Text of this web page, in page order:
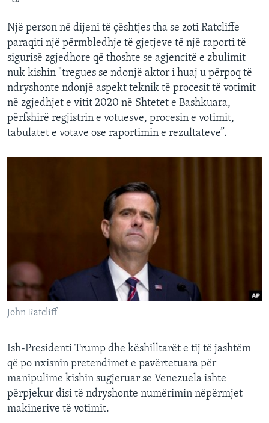
Një person në dijeni të çështjes tha se zoti Ratcliffe
paraqiti një përmbledhje të gjetjeve të një raporti të
sigurisë zgjedhore që thoshte se agjencitë e zbulimit
nuk kishin "tregues se ndonjë aktor i huaj u përpoq të
ndryshonte ndonjë aspekt teknik të procesit të votimit
në zgjedhjet e vitit 2020 në Shtetet e Bashkuara,
përfshirë regjistrin e votuesve, procesin e votimit,
tabulatet e votave ose raportimin e rezultateve”.
John Ratcliff
Ish-Presidenti Trump dhe këshilltarët e tij të jashtëm
që po nxisnin pretendimet e pavërtetuara për
manipulime kishin sugjeruar se Venezuela ishte
përpjekur disi të ndryshonte numërimin nëpërmjet
makinerive të votimit.